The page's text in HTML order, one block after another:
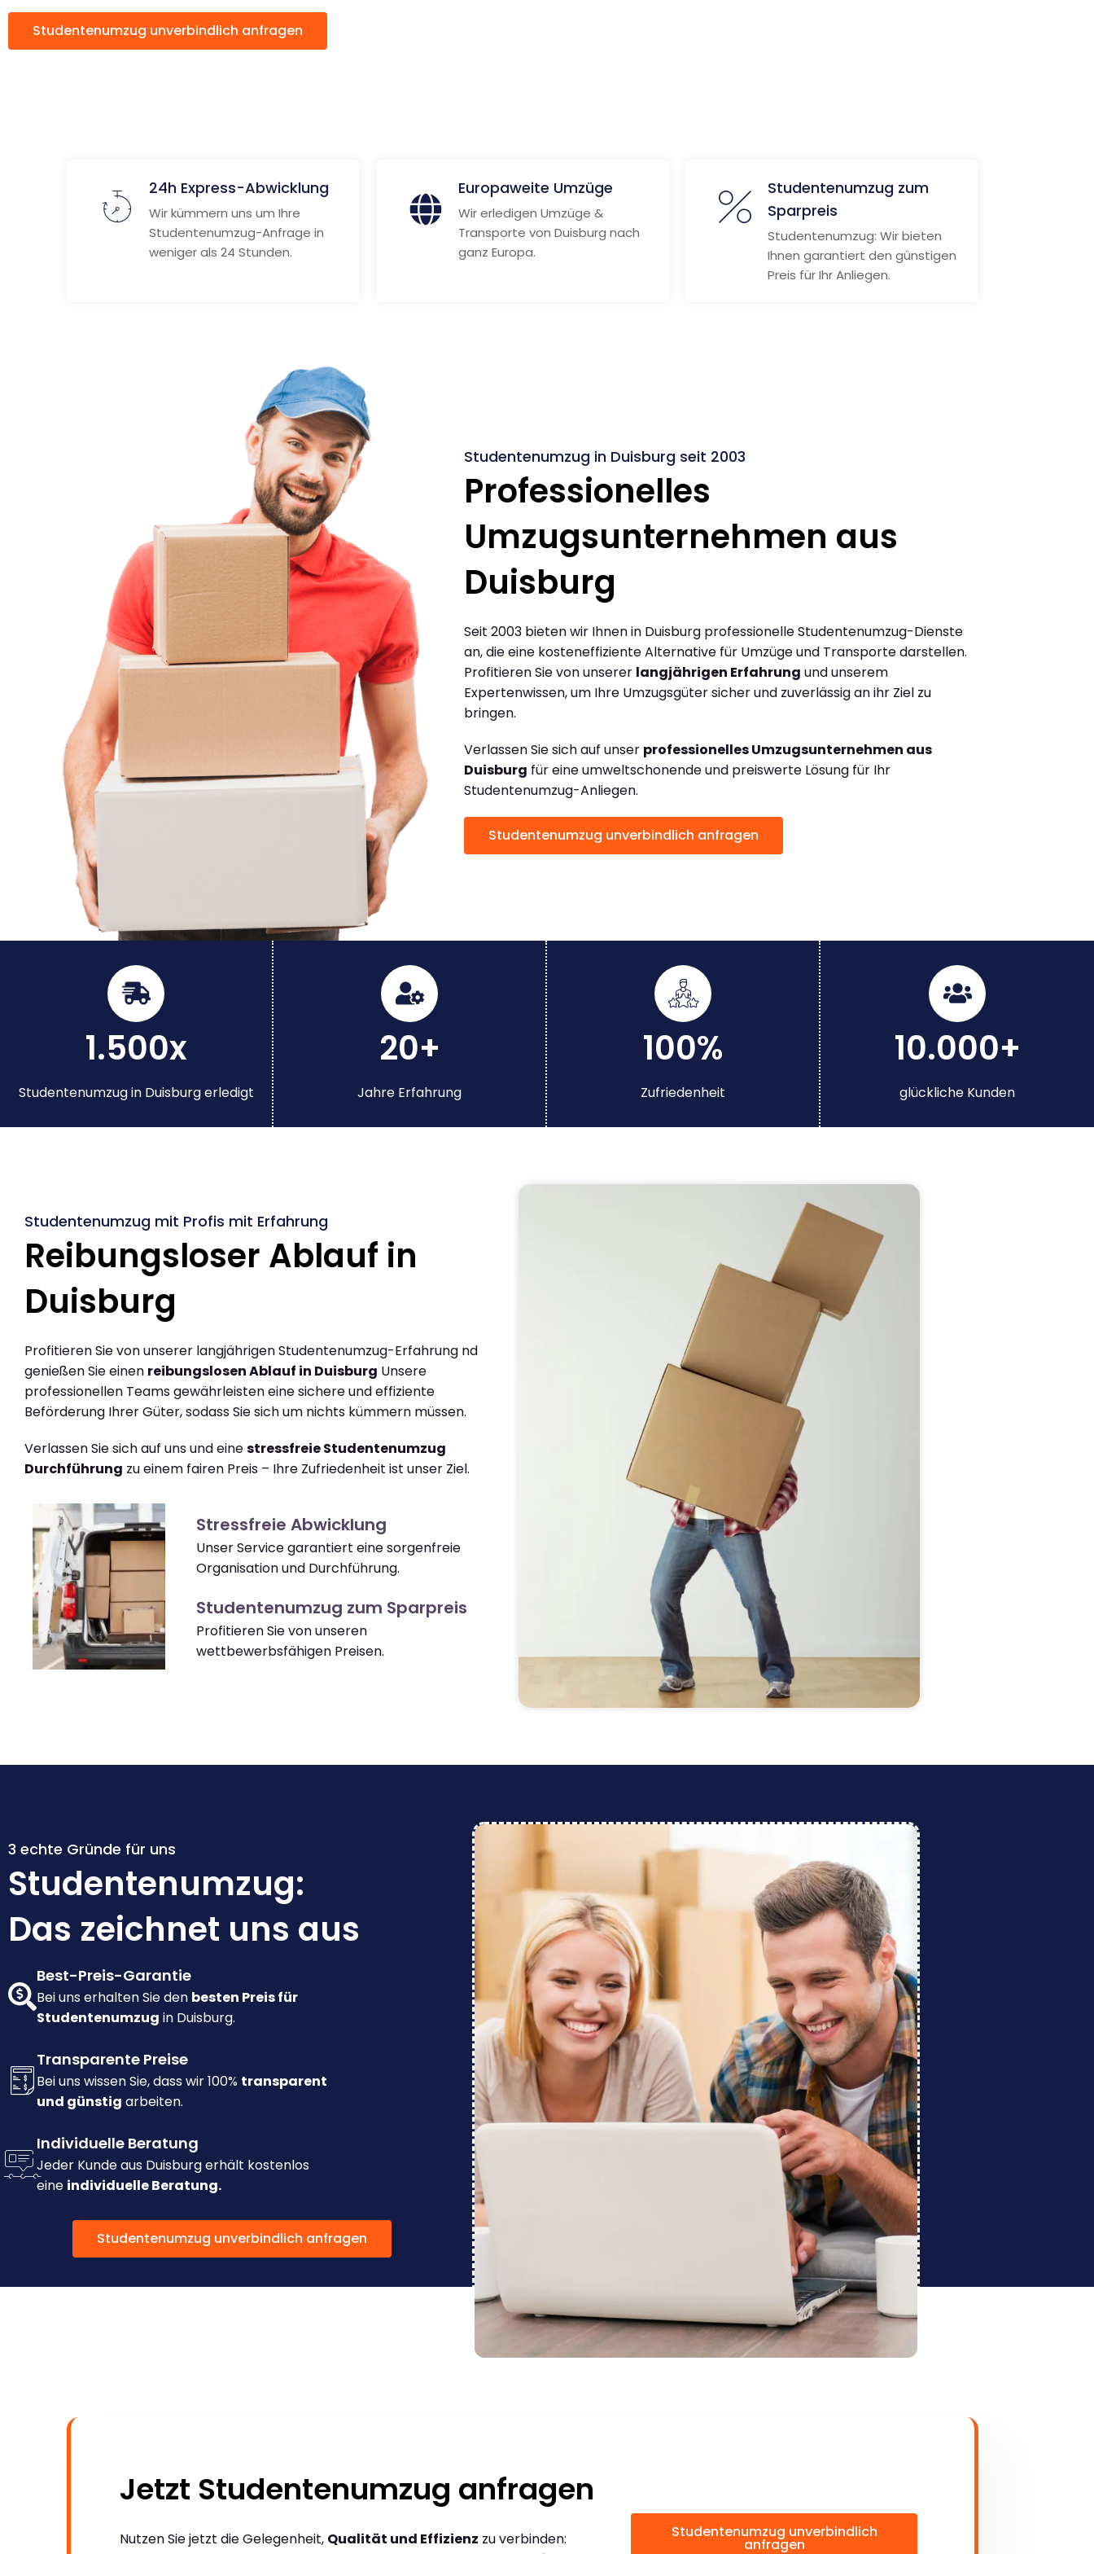
Studentenumzug unverbindlich anfragen
24h Express-Abwicklung
Wir kümmern uns um Ihre
Studentenumzug-Anfrage in
weniger als 24 Stunden.
Europaweite Umzüge
Wir erledigen Umzüge &
Transporte von Duisburg nach
ganz Europa.
Studentenumzug zum
Sparpreis
Studentenumzug: Wir bieten
Ihnen garantiert den günstigen
Preis für Ihr Anliegen.
Studentenumzug in Duisburg seit 2003
Professionelles
Umzugsunternehmen aus
Duisburg
Seit 2003 bieten wir Ihnen in Duisburg professionelle Studentenumzug-Dienste
an, die eine kosteneffiziente Alternative für Umzüge und Transporte darstellen.
Profitieren Sie von unserer langjährigen Erfahrung und unserem
Expertenwissen, um Ihre Umzugsgüter sicher und zuverlässig an ihr Ziel zu
bringen.
Verlassen Sie sich auf unser professionelles Umzugsunternehmen aus
Duisburg für eine umweltschonende und preiswerte Lösung für Ihr
Studentenumzug-Anliegen.
Studentenumzug unverbindlich anfragen
1.500x
Studentenumzug in Duisburg erledigt
20+
Jahre Erfahrung
100%
Zufriedenheit
10.000+
glückliche Kunden
Studentenumzug mit Profis mit Erfahrung
Reibungsloser Ablauf in
Duisburg
Profitieren Sie von unserer langjährigen Studentenumzug-Erfahrung nd
genießen Sie einen reibungslosen Ablauf in Duisburg Unsere
professionellen Teams gewährleisten eine sichere und effiziente
Beförderung Ihrer Güter, sodass Sie sich um nichts kümmern müssen.
Verlassen Sie sich auf uns und einestressfreie Studentenumzug
Durchführung zu einem fairen Preis – Ihre Zufriedenheit ist unser Ziel.
Stressfreie Abwicklung
Unser Service garantiert eine sorgenfreie
Organisation und Durchführung.
Studentenumzug zum Sparpreis
Profitieren Sie von unseren
wettbewerbsfähigen Preisen.
3 echte Gründe für uns
Studentenumzug:
Das zeichnet uns aus
Best-Preis-Garantie
Bei uns erhalten Sie den besten Preis für
Studentenumzug in Duisburg.
Transparente Preise
Bei uns wissen Sie, dass wir 100% transparent
und günstig arbeiten.
Individuelle Beratung
Jeder Kunde aus Duisburg erhält kostenlos
eine individuelle Beratung.
Studentenumzug unverbindlich anfragen
Jetzt Studentenumzug anfragen
Nutzen Sie jetzt die Gelegenheit, Qualität und Effizienz zu verbinden:
Studentenumzug unverbindlich
anfragen